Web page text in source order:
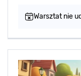
Warsztat nie